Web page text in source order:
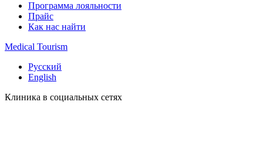
Программа лояльности
Прайс
Как нас найти
Medical Tourism
Русский
English
Клиника в социальных сетях